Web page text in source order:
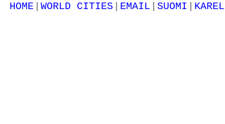
HOME WORLD CITIES EMAIL SUOMI